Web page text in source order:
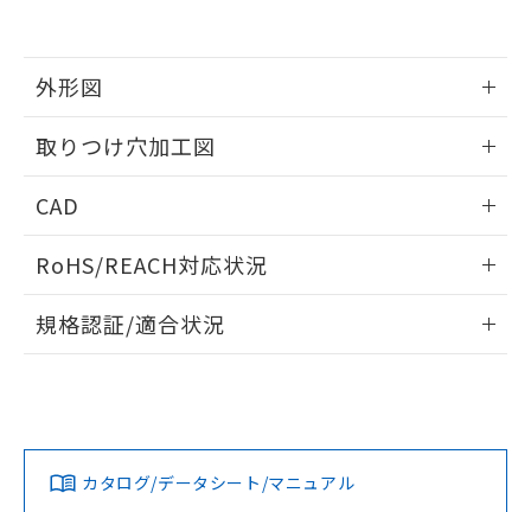
外形図
取りつけ穴加工図
CAD
ドすることができます。
ログイン/会員登録
ダウンロードデータをご利用いただく前に、以下を必ずお読
みください。
ソフトウェアの使用条件
RoHS/REACH対応状況
EU RoHS 注意事項・凡例
対応済み
規格認証/適合状況
カタログ/データシート/マニュアル
していることから、特段のことがない限
り、2022年1月12日より割愛しておりま
す。